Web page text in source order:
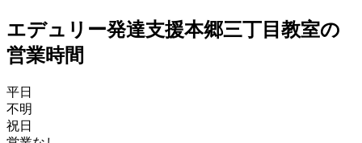
エデュリー発達支援本郷三丁目教室の
営業時間
平日
不明
祝日